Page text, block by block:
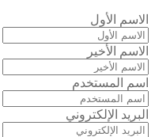
الاسم الأول
الاسم الأخير
اسم المستخدم
البريد الإلكتروني